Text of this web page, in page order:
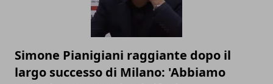
Simone Pianigiani raggiante dopo il
largo successo di Milano: 'Abbiamo